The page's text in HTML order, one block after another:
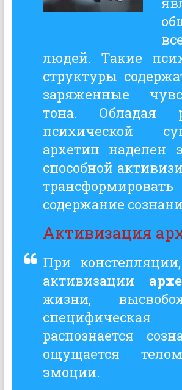
людей. Такие
структуры
заряженные
тона. Обладая
психической
архетип наделен
способной
трансформировать
содержание
Активизация
При
активизации
жизни,
специфическая
распознается
ощущается
эмоции.